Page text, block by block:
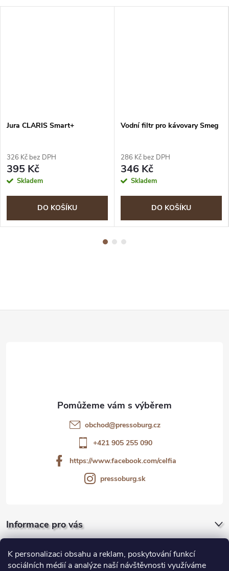
K personalizaci obsahu a reklam, poskytování funkcí
sociálních médií a analýze naší návštěvnosti využíváme
Jura CLARIS Smart+
326 Kč bez DPH
395 Kč
Skladem
DO KOŠÍKU
Vodní filtr pro kávovary Smeg
286 Kč bez DPH
346 Kč
Skladem
DO KOŠÍKU
Informace pro vás
Pro firmy a gastro
obchod@pressoburg.cz
+421 905 255 090
https://www.facebook.com/celfia
pressoburg.sk